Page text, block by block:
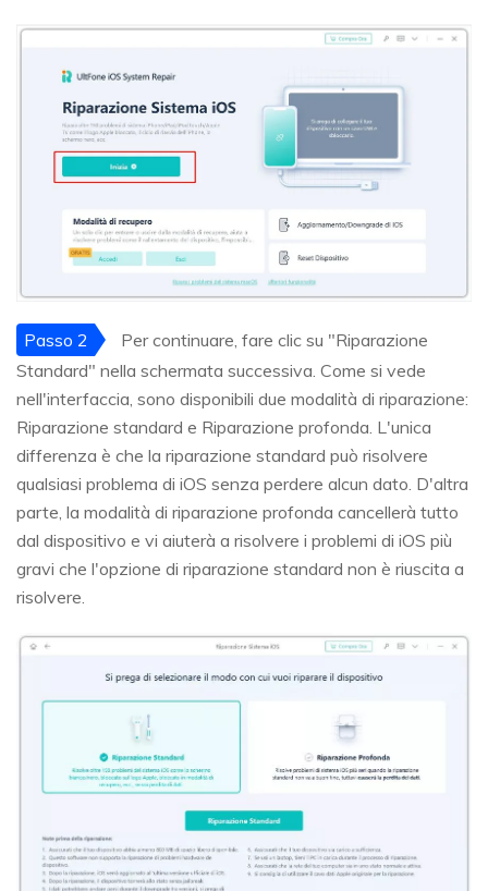
Passo 2
Per continuare, fare clic su "Riparazione
Standard" nella schermata successiva. Come si vede
nell'interfaccia, sono disponibili due modalità di riparazione:
Riparazione standard e Riparazione profonda. L'unica
differenza è che la riparazione standard può risolvere
qualsiasi problema di iOS senza perdere alcun dato. D'altra
parte, la modalità di riparazione profonda cancellerà tutto
dal dispositivo e vi aiuterà a risolvere i problemi di iOS più
gravi che l'opzione di riparazione standard non è riuscita a
risolvere.